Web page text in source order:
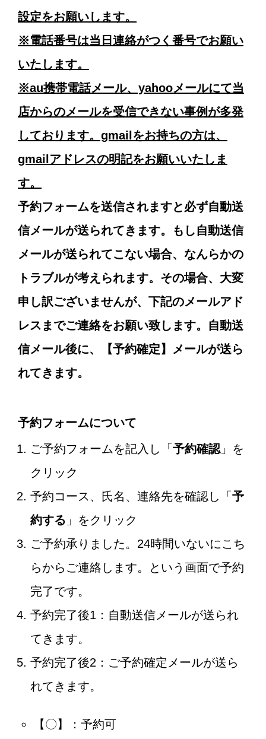
設定をお願いします。
※電話番号は当日連絡がつく番号でお願い
いたします。
※au携帯電話メール、yahooメールにて当
店からのメールを受信できない事例が多発
しております。gmailをお持ちの方は、
gmailアドレスの明記をお願いいたしま
す。
予約フォームを送信されますと必ず自動送
信メールが送られてきます。もし自動送信
メールが送られてこない場合、なんらかの
トラブルが考えられます。その場合、大変
申し訳ございませんが、下記のメールアド
レスまでご連絡をお願い致します。自動送
信メール後に、【予約確定】メールが送ら
れてきます。
予約フォームについて
ご予約フォームを記入し「 予約確認」を
クリック
予約コース、氏名、連絡先を確認し「 予
約する 」をクリック
ご予約承りました。24時間いないにこち
らからご連絡します。という画面で予約
完了です。
予約完了後1：自動送信メールが送られ
てきます。
予約完了後2：ご予約確定メールが送ら
れてきます。
【〇】：予約可